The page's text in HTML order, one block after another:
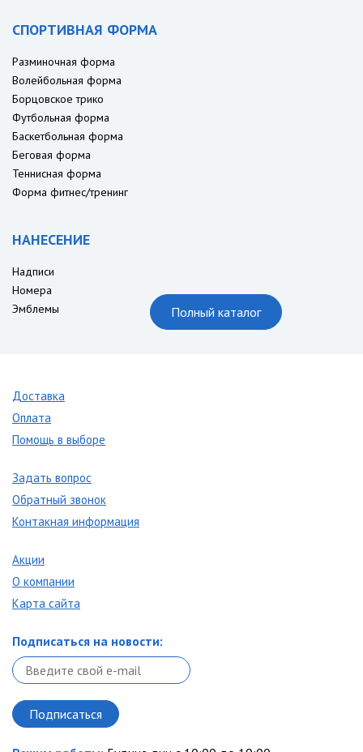
СПОРТИВНАЯ ФОРМА
Разминочная форма
Волейбольная форма
Борцовское трико
Футбольная форма
Баскетбольная форма
Беговая форма
Теннисная форма
Форма фитнес/тренинг
НАНЕСЕНИЕ
Надписи
Номера
Эмблемы
Полный каталог
Доставка
Оплата
Помощь в выборе
Задать вопрос
Обратный звонок
Контакная информация
Акции
О компании
Карта сайта
Подписаться на новости: